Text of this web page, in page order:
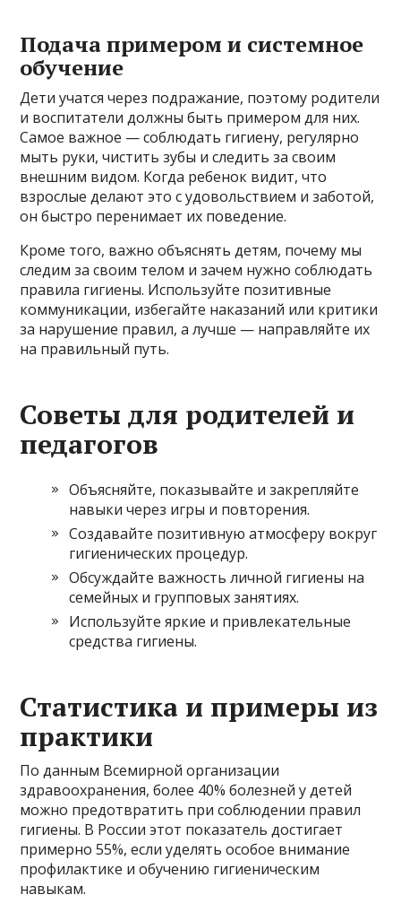
Подача примером и системное
обучение
Дети учатся через подражание, поэтому родители
и воспитатели должны быть примером для них.
Самое важное — соблюдать гигиену, регулярно
мыть руки, чистить зубы и следить за своим
внешним видом. Когда ребенок видит, что
взрослые делают это с удовольствием и заботой,
он быстро перенимает их поведение.
Кроме того, важно объяснять детям, почему мы
следим за своим телом и зачем нужно соблюдать
правила гигиены. Используйте позитивные
коммуникации, избегайте наказаний или критики
за нарушение правил, а лучше — направляйте их
на правильный путь.
Советы для родителей и
педагогов
Объясняйте, показывайте и закрепляйте
навыки через игры и повторения.
Создавайте позитивную атмосферу вокруг
гигиенических процедур.
Обсуждайте важность личной гигиены на
семейных и групповых занятиях.
Используйте яркие и привлекательные
средства гигиены.
Статистика и примеры из
практики
По данным Всемирной организации
здравоохранения, более 40% болезней у детей
можно предотвратить при соблюдении правил
гигиены. В России этот показатель достигает
примерно 55%, если уделять особое внимание
профилактике и обучению гигиеническим
навыкам.